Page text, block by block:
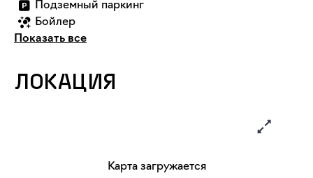
Подземный паркинг
Бойлер
Показать все
ЛОКАЦИЯ
Карта загружается